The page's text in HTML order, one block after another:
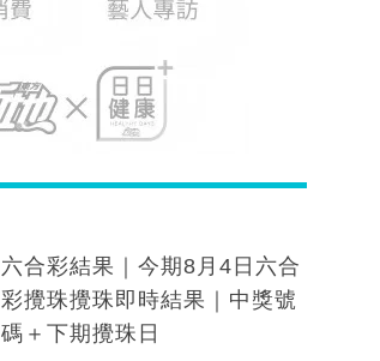
六合彩結果｜今期8月4日六合
彩攪珠攪珠即時結果｜中獎號
碼＋下期攪珠日